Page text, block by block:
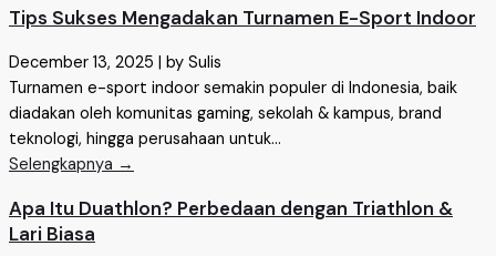
Tips Sukses Mengadakan Turnamen E-Sport Indoor
December 13, 2025
by Sulis
Turnamen e-sport indoor semakin populer di Indonesia, baik
diadakan oleh komunitas gaming, sekolah & kampus, brand
teknologi, hingga perusahaan untuk...
Selengkapnya →
Apa Itu Duathlon? Perbedaan dengan Triathlon &
Lari Biasa